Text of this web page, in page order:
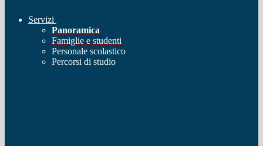
Servizi
Panoramica
Famiglie e studenti
Personale scolastico
Percorsi di studio